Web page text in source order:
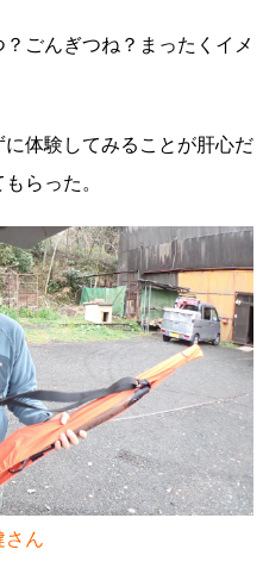
ごんぎつね？まったくイメ
体験してみることが肝心だ
らった。
さん